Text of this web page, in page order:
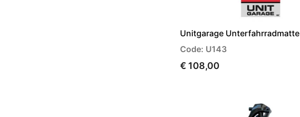
Unitgarage Unterfahrradmatte
Code: U143
€ 108,00